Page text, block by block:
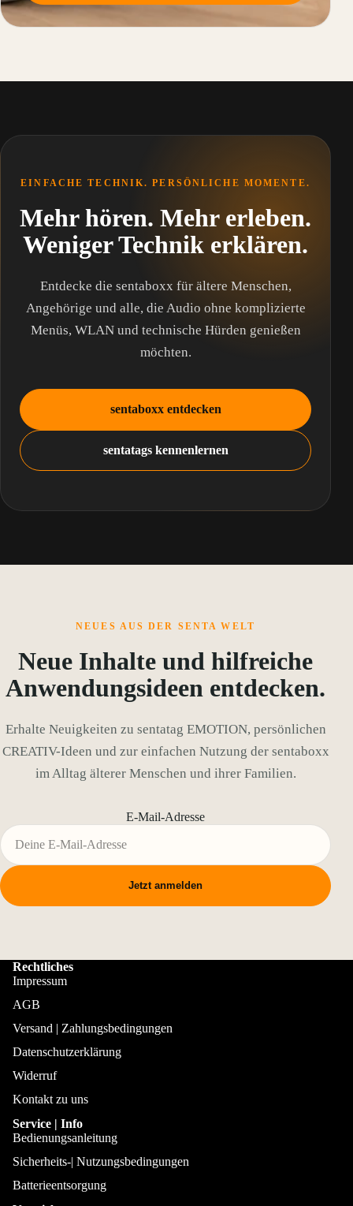
EINFACHE TECHNIK. PERSÖNLICHE MOMENTE.
Mehr hören. Mehr erleben.
Weniger Technik erklären.
Entdecke die sentaboxx für ältere Menschen,
Angehörige und alle, die Audio ohne komplizierte
Menüs, WLAN und technische Hürden genießen
möchten.
sentaboxx entdecken
sentatags kennenlernen
NEUES AUS DER SENTA WELT
Neue Inhalte und hilfreiche
Anwendungsideen entdecken.
Erhalte Neuigkeiten zu sentatag EMOTION, persönlichen
CREATIV-Ideen und zur einfachen Nutzung der sentaboxx
im Alltag älterer Menschen und ihrer Familien.
E-Mail-Adresse
Jetzt anmelden
Rechtliches
Impressum
AGB
Versand | Zahlungsbedingungen
Datenschutzerklärung
Widerruf
Kontakt zu uns
Service | Info
Bedienungsanleitung
Sicherheits-| Nutzungsbedingungen
Batterieentsorgung